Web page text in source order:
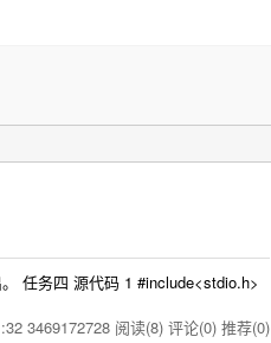
任务四 源代码 1 #include<stdio.h>
3469172728 阅读(8) 评论(0) 推荐(0)